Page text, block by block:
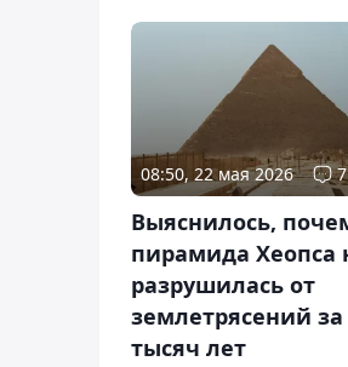
08:50, 22 мая 2026 7
Выяснилось,
пирамида Хеопса
разрушилась от
землетрясений за
тысяч лет